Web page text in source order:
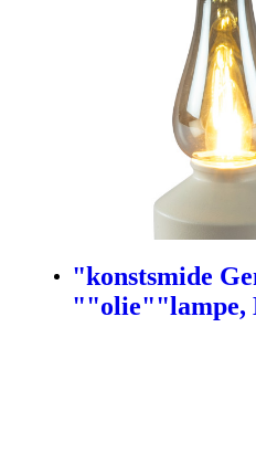
"konstsmide
""olie""lampe,